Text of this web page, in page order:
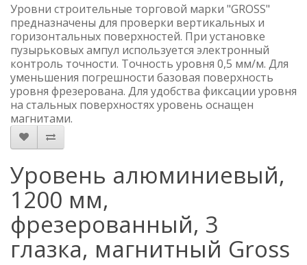
Уровни строительные торговой марки "GROSS"
предназначены для проверки вертикальных и
горизонтальных поверхностей. При установке
пузырьковых ампул используется электронный
контроль точности. Точность уровня 0,5 мм/м. Для
уменьшения погрешности базовая поверхность
уровня фрезерована. Для удобства фиксации уровня
на стальных поверхностях уровень оснащен
магнитами.
Уровень алюминиевый,
1200 мм,
фрезерованный, 3
глазка, магнитный Gross